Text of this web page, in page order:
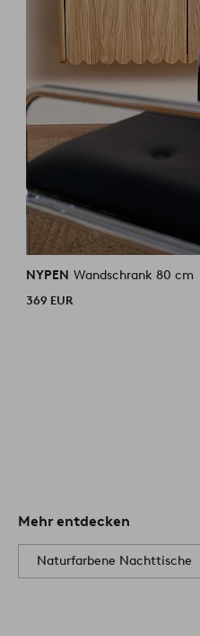
NYPEN Wandschrank 80 cm
369 EUR
Mehr entdecken
Naturfarbene Nachttische